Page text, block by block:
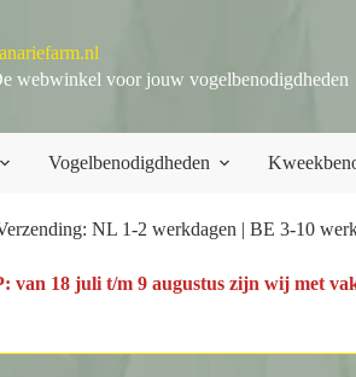
webwinkel voor jouw vogelbenodigdheden
Vogelbenodigdheden
NL 1-2 werkdagen | BE 3-10
: van 18 juli t/m 9 augustus zijn wij met